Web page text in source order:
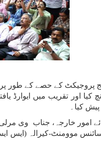
پروجیکٹ کے حصے کے طور پر
کیا اور تقریب میں ایوارڈ
کیا۔
امور خارجہ، جناب وی
سائنس موومنٹ-کیرالہ